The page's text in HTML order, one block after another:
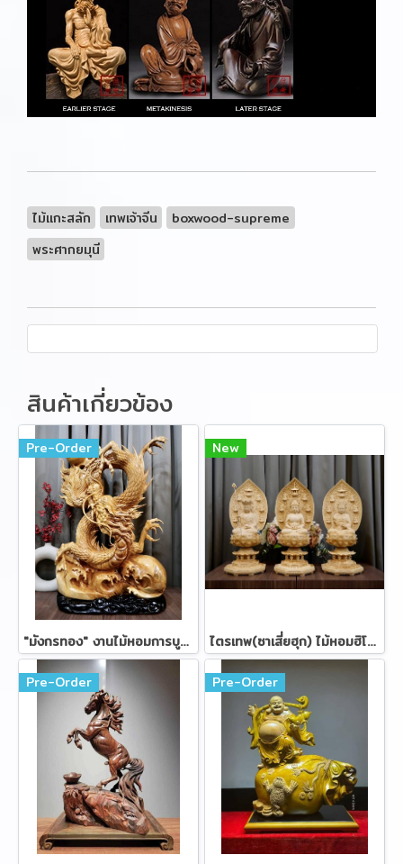
ไม้แกะสลัก เทพเจ้าจีน
boxwood-supreme
พระศากยมุนี
สินค้าเกี่ยวข้อง
Pre-Order
"มังกรทอง" งานไม้หอมการบูร 88 ซม.
New
ไตรเทพ(ซาเสี่ยฮุก) ไม้หอมฮิโนกิ ขนาด 57 ซม.
Pre-Order Pre-Order